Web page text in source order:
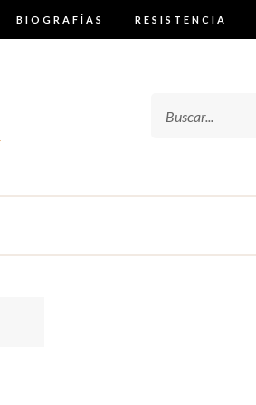
BIOGRAFÍAS RESISTENCIA